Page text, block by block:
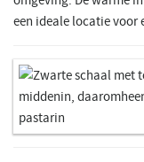
een ideale locatie voor